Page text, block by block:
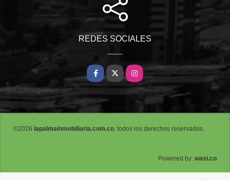
REDES SOCIALES
Facebook
X Instagram
©2026 lapalmainmobiliaria.com.co, todos los derechos reservados.
Powered by: wasi.co